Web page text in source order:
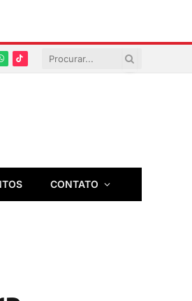
Whatsapp
TikTok
CONTATO